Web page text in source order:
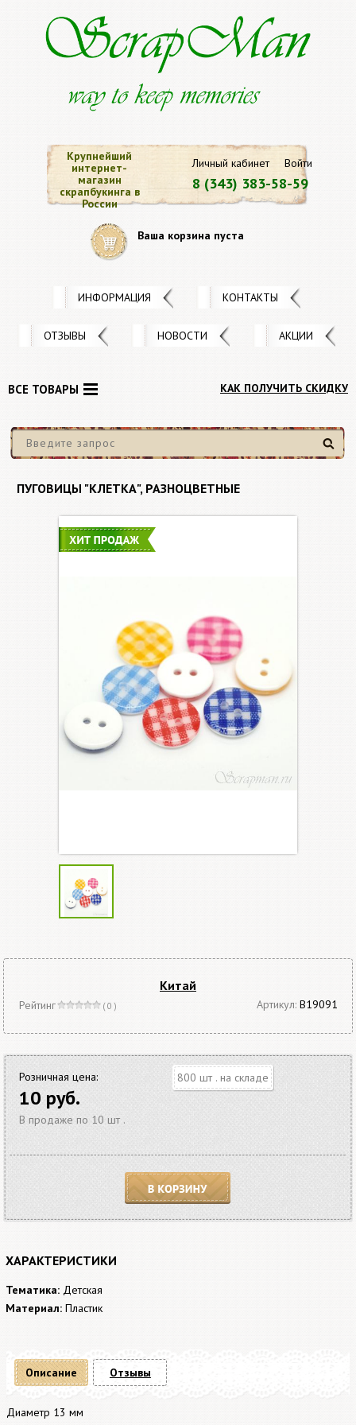
Личный кабинет Войти
8 (343) 383-58-59
Крупнейший
интернет-
магазин
скрапбукинга в
России
Ваша корзина пуста
ИНФОРМАЦИЯ КОНТАКТЫ
ОТЗЫВЫ НОВОСТИ АКЦИИ
КАК ПОЛУЧИТЬ СКИДКУ
Найти
ВСЕ ТОВАРЫ
ПУГОВИЦЫ "КЛЕТКА", РАЗНОЦВЕТНЫЕ
Китай
Рейтинг ( 0 ) Артикул: B19091
Розничная цена:
10 руб.
В продаже по 10 шт .
800 шт . на складе
ХАРАКТЕРИСТИКИ
Тематика: Детская
Материал: Пластик
Описание
Диаметр 13 мм
Отзывы